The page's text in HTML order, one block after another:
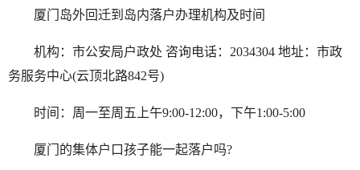
厦门岛外回迁到岛内落户办理机构及时间
机构：市公安局户政处 咨询电话：2034304 地址：市政
务服务中心(云顶北路842号)
时间：周一至周五上午9:00-12:00，下午1:00-5:00
厦门的集体户口孩子能一起落户吗?